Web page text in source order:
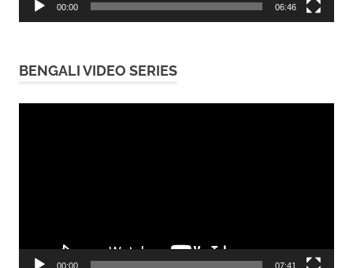
00:00 06:46
BENGALI VIDEO SERIES
00:00 07:41